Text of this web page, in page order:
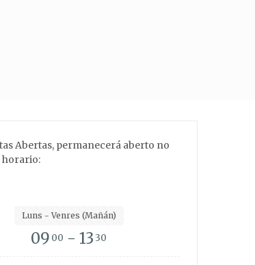
Abertas, permanecerá aberto no
horario:
Luns - Venres (Mañán)
09 00 - 13 30